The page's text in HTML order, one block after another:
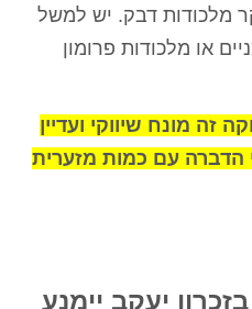
מלכודות דבק. יש למשל
או מלכודות פרומון
זה מונח שיווקי ועדיין
הדברה עם כמות מזערית
יעקב יימנע